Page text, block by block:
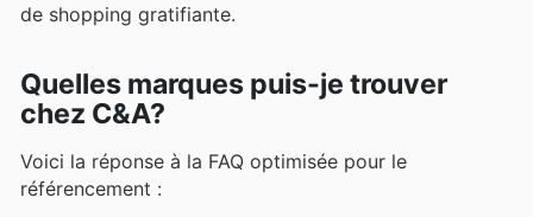
de shopping gratifiante.
Quelles marques puis-je trouver
chez C&A?
Voici la réponse à la FAQ optimisée pour le
référencement :